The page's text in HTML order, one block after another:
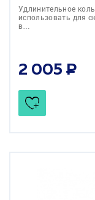
Удлинительное
использовать для
в…
2 005